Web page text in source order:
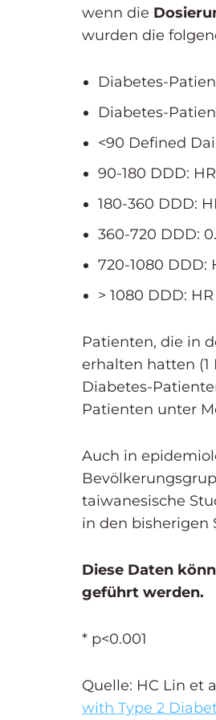
wenn die
wurden die
Diabetes-
Diabetes-
<90 Defined
90-180 DDD: HR
180-360 DDD:
360-720 DDD:
720-1080 DDD:
> 1080 DDD:
Patienten, die in
erhalten hatten
Diabetes-
Patienten unter
Auch in
taiwanesische
in den bisherigen
Diese Daten
geführt werden.
* p<0.001
Quelle: HC Lin et
with Type 2